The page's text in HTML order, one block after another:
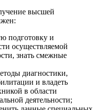
высшей
подготовку и
осуществляемой
знать смежные
диагностики,
и владеть
в области
деятельности;